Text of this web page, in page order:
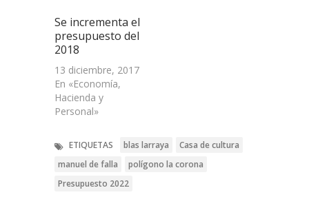
Se incrementa el
presupuesto del
2018
13 diciembre, 2017
En «Economía,
Hacienda y
Personal»
ETIQUETAS blas larraya
Casa de cultura
manuel de falla
polígono la corona
Presupuesto 2022